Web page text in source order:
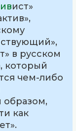
ист»
в русском
который
чем-либо
образом,
как